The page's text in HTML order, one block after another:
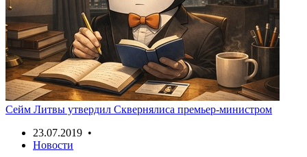
Сейм Литвы утвердил Сквернялиса премьер-министром
23.07.2019 •
Новости